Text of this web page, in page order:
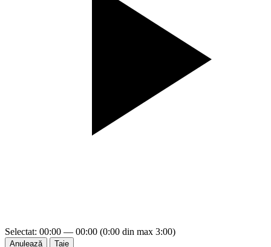
Selectat: 00:00 — 00:00 (0:00 din max 3:00)
Anulează Taie